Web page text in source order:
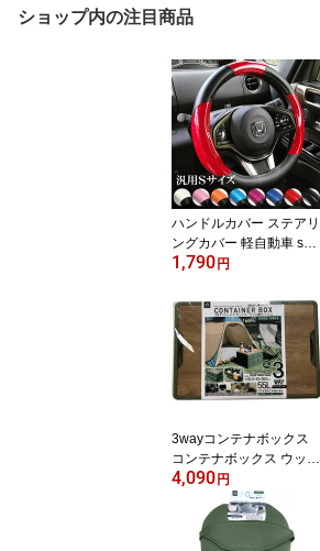
ショップ内の注目商品
ハンドルカバー ステアリ
ングカバー 軽自動車 sサ
イズ s 本革風リアルレザ
級感 軽 コンパクト 汎用
フリーサイズ 36.5cm〜3
7.9cm nbox カラバリ pd
h121-129
1,790 円
3wayコンテナボックス
コンテナボックス ウッド
調テーブル 車中泊 アウ
トドア レジャー キャン
プ ギア テレワーク カラ
ビナ カーアクセサリー
4,090 円